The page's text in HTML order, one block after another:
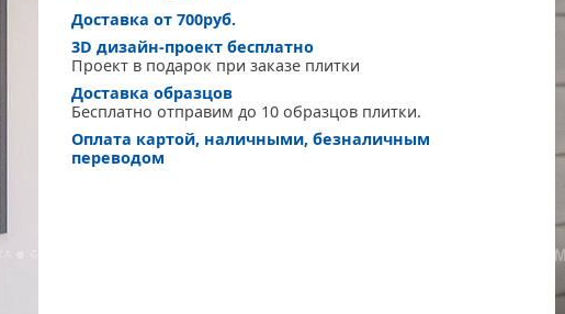
Доставка от 700руб.
3D дизайн-проект бесплатно
Проект в подарок при заказе плитки
Доставка образцов
Бесплатно отправим до 10 образцов плитки.
Оплата картой, наличными, безналичным
переводом